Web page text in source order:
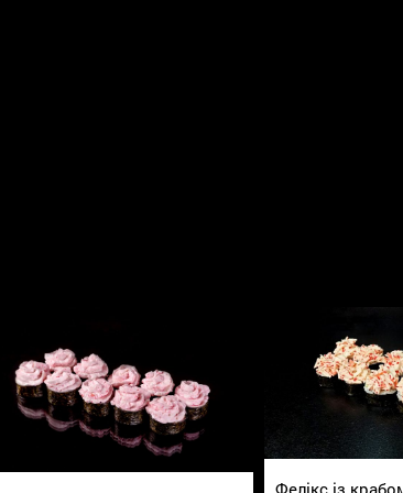
Фелікс із